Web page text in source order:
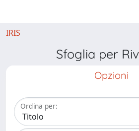
IRIS
Sfoglia per
Opzioni
Ordina per: